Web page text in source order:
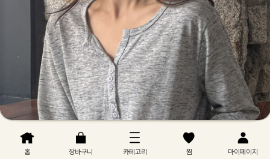
홈 장바구니 카테고리 찜 마이페이지